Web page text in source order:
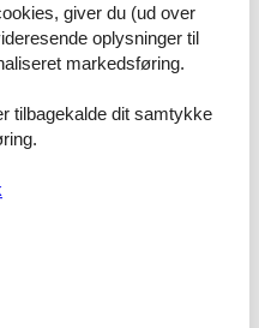
badeværelse(badekar, bruser,
grill, parkering
af 2014
giver du (ud over
oplysninger til
markedsføring.
tilbagekalde dit samtykke